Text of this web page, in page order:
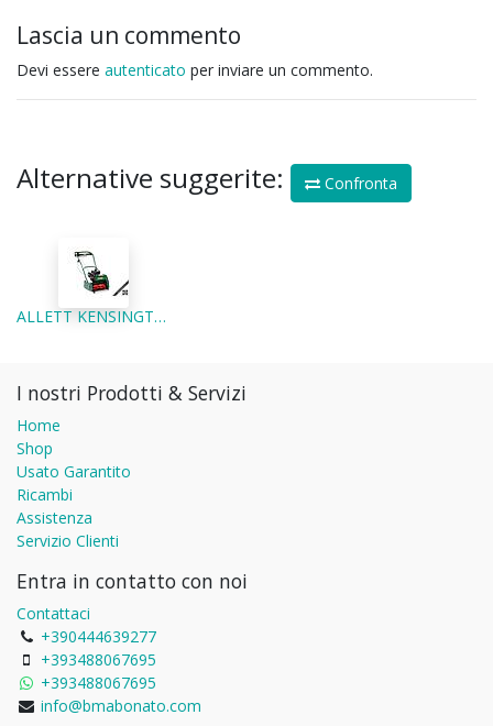
Lascia un commento
Devi essere autenticato per inviare un commento.
Alternative suggerite: Confronta
ALLETT KENSINGTON 14K - TOSAERBA ELICOIDALE PROFESSIONALE A CARTUCCE
I nostri Prodotti & Servizi
Home
Shop
Usato Garantito
Ricambi
Assistenza
Servizio Clienti
Entra in contatto con noi
Contattaci
+390444639277
+393488067695
+393488067695
info@bmabonato.com